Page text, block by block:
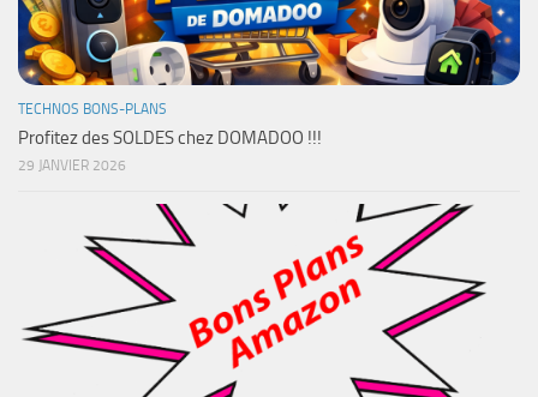
TECHNOS BONS-PLANS
Profitez des SOLDES chez DOMADOO !!!
29 JANVIER 2026